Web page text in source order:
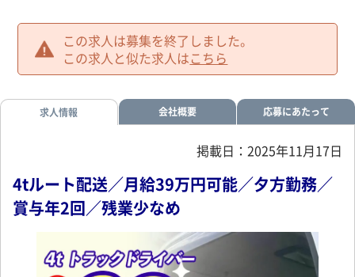
この求人は募集を終了しました。
この求人と似た求人はこちら
求人情報 会社概要 応募にあたって
掲載日：2025年11月17日
4tルート配送／月給39万円可能／夕方勤務／
賞与年2回／残業少なめ